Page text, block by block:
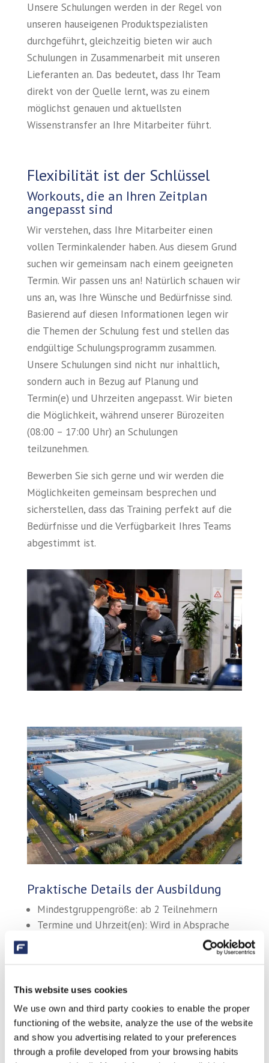
This website uses cookies
We use own and third party cookies to enable the proper
functioning of the website, analyze the use of the website
and show you advertising related to your preferences
through a profile developed from your browsing habits
Unsere Schulungen werden in der Regel von
unseren hauseigenen Produktspezialisten
durchgeführt, gleichzeitig bieten wir auch
Schulungen in Zusammenarbeit mit unseren
Lieferanten an. Das bedeutet, dass Ihr Team
direkt von der Quelle lernt, was zu einem
möglichst genauen und aktuellsten
Wissenstransfer an Ihre Mitarbeiter führt.
Flexibilität ist der Schlüssel
Workouts, die an Ihren Zeitplan
angepasst sind
Wir verstehen, dass Ihre Mitarbeiter einen
vollen Terminkalender haben. Aus diesem Grund
suchen wir gemeinsam nach einem geeigneten
Termin. Wir passen uns an! Natürlich schauen wir
uns an, was Ihre Wünsche und Bedürfnisse sind.
Basierend auf diesen Informationen legen wir
die Themen der Schulung fest und stellen das
endgültige Schulungsprogramm zusammen.
Unsere Schulungen sind nicht nur inhaltlich,
sondern auch in Bezug auf Planung und
Termin(e) und Uhrzeiten angepasst. Wir bieten
die Möglichkeit, während unserer Bürozeiten
(08:00 – 17:00 Uhr) an Schulungen
teilzunehmen.
Bewerben Sie sich gerne und wir werden die
Möglichkeiten gemeinsam besprechen und
sicherstellen, dass das Training perfekt auf die
Bedürfnisse und die Verfügbarkeit Ihres Teams
abgestimmt ist.
Praktische Details der Ausbildung
Mindestgruppengröße: ab 2 Teilnehmern
Termine und Uhrzeit(en): Wird in Absprache
Kosten: Auf Anfrage
Snacks und Getränke: Wir stellen während
unserer Trainingseinheiten immer einen Snack
und ein Getränk zur Verfügung
Optional: Gegen Gebühr organisieren wir